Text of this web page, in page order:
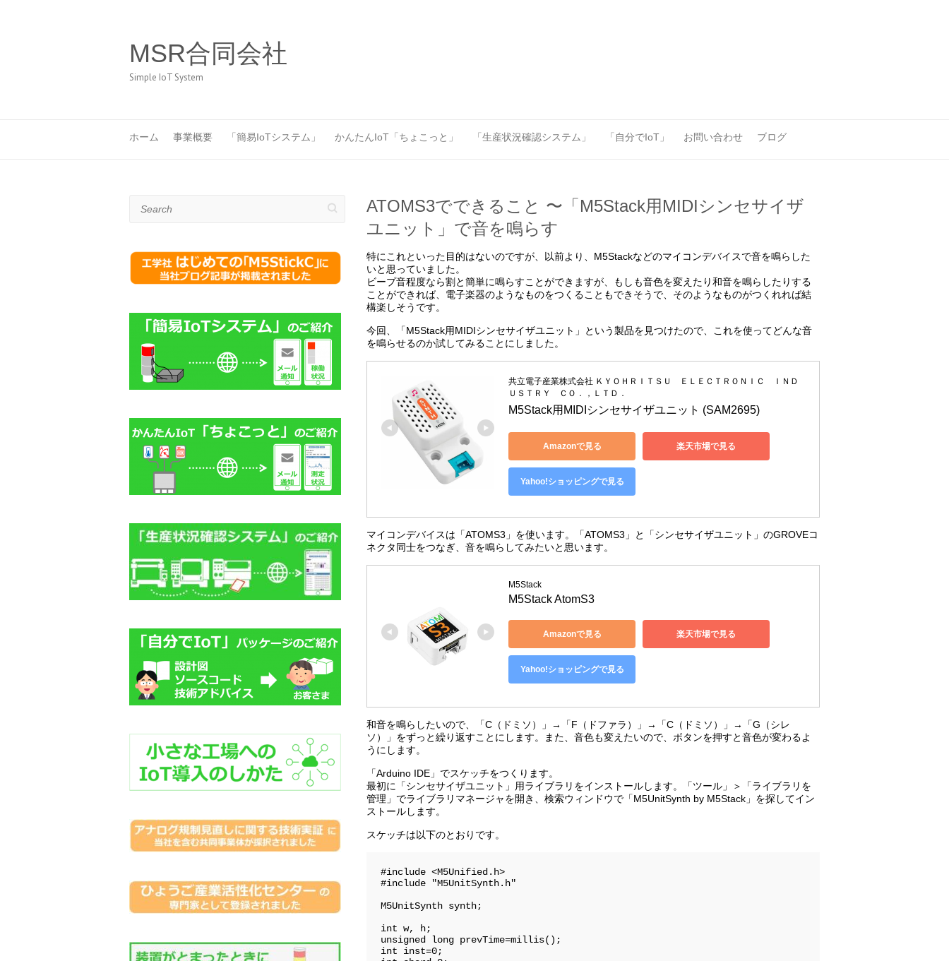
MSR合同会社
Simple IoT System
ホーム 事業概要 「簡易IoTシステム」 かんたんIoT「ちょこっと」 「生産状況確認システム」 「自分でIoT」 お問い合わせ ブログ
ATOMS3でできること 〜「M5Stack用MIDIシンセサイザ
ユニット」で音を鳴らす
特にこれといった目的はないのですが、以前より、M5Stackなどのマイコンデバイスで音を鳴らした
いと思っていました。
ビープ音程度なら割と簡単に鳴らすことができますが、もしも音色を変えたり和音を鳴らしたりする
ことができれば、電子楽器のようなものをつくることもできそうで、そのようなものがつくれれば結
構楽しそうです。
今回、「M5Stack用MIDIシンセサイザユニット」という製品を見つけたので、これを使ってどんな音
を鳴らせるのか試してみることにしました。
共立電子産業株式会社 ＫＹＯＨＲＩＴＳＵ ＥＬＥＣＴＲＯＮＩＣ ＩＮＤ
ＵＳＴＲＹ ＣＯ．，ＬＴＤ．
M5Stack用MIDIシンセサイザユニット (SAM2695)
Amazonで見る 楽天市場で見る
Yahoo!ショッピングで見る
マイコンデバイスは「ATOMS3」を使います。「ATOMS3」と「シンセサイザユニット」のGROVEコ
ネクタ同士をつなぎ、音を鳴らしてみたいと思います。
M5Stack
M5Stack AtomS3
Amazonで見る 楽天市場で見る
Yahoo!ショッピングで見る
和音を鳴らしたいので、「C（ドミソ）」→「F（ドファラ）」→「C（ドミソ）」→「G（シレ
ソ）」をずっと繰り返すことにします。また、音色も変えたいので、ボタンを押すと音色が変わるよ
うにします。
「Arduino IDE」でスケッチをつくります。
最初に「シンセサイザユニット」用ライブラリをインストールします。「ツール」＞「ライブラリを
管理」でライブラリマネージャを開き、検索ウィンドウで「M5UnitSynth by M5Stack」を探してイン
ストールします。
スケッチは以下のとおりです。
#include <M5Unified.h>
#include "M5UnitSynth.h"
M5UnitSynth synth;
int w, h;
unsigned long prevTime=millis();
int inst=0;